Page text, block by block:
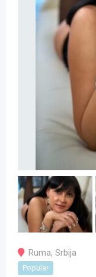
Ruma, Srbija
Popular